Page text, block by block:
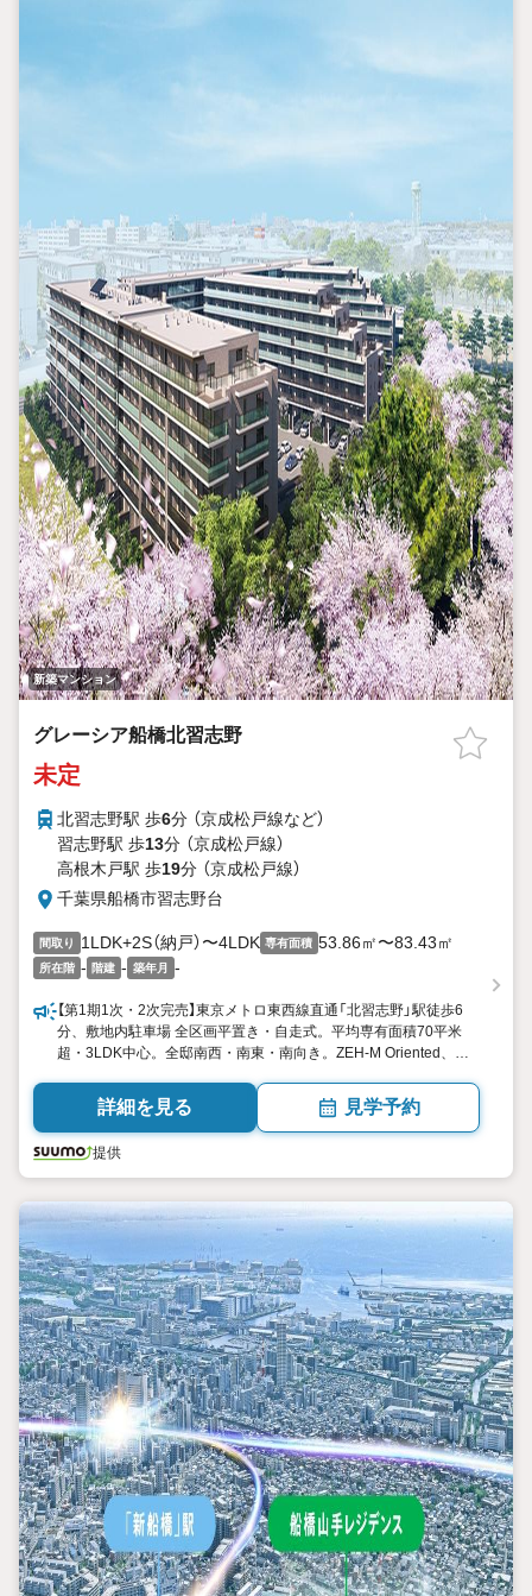
新築マンション
グレーシア船橋北習志野
未定
北習志野駅 歩6分 （京成松戸線など）
習志野駅 歩13分 （京成松戸線）
高根木戸駅 歩19分 （京成松戸線）
千葉県船橋市習志野台
間取り 1LDK+2S（納戸）〜4LDK 専有面積 53.86㎡〜83.43㎡
所在階 - 階建 - 築年月 -
【第1期1次・2次完売】東京メトロ東西線直通「北習志野」駅徒歩6
分、敷地内駐車場 全区画平置き・自走式。平均専有面積70平米
超・3LDK中心。全邸南西・南東・南向き。ZEH-M Oriented、低
詳細を見る 見学予約
提供